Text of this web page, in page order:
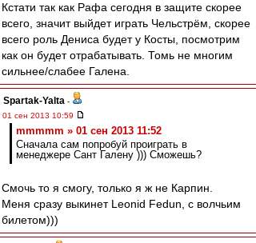
Кстати так как Рафа сегодня в защите скорее
всего, значит выйдет играть Чельстрём, скорее
всего роль Дениса будет у Косты, посмотрим
как он будет отрабатывать. Томь не многим
сильнее/слабее Галена.
Spartak-Yalta -
01 сен 2013 10:59
mmmmm » 01 сен 2013 11:52
Сначала сам попробуй проиграть в
менеджере Сант Галену ))) Сможешь?
Смочь то я смогу, только я ж не Карпин.
Меня сразу выкинет Leonid Fedun, с волчьим
билетом)))